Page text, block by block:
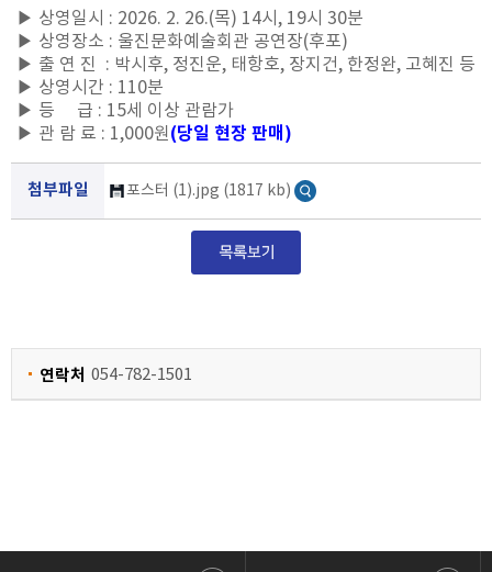
▶ 상영일시 : 2026. 2. 26.(목) 14시, 19시 30분
▶ 상영장소 : 울진문화예술회관 공연장(후포)
▶ 출 연 진 : 박시후, 정진운, 태항호, 장지건, 한정완, 고혜진 등
▶ 상영시간 : 110분
▶ 등 급 : 15세 이상 관람가
▶ 관 람 료 : 1,000원(당일 현장 판매)
첨부파일 포스터 (1).jpg (1817 kb)
연락처 054-782-1501